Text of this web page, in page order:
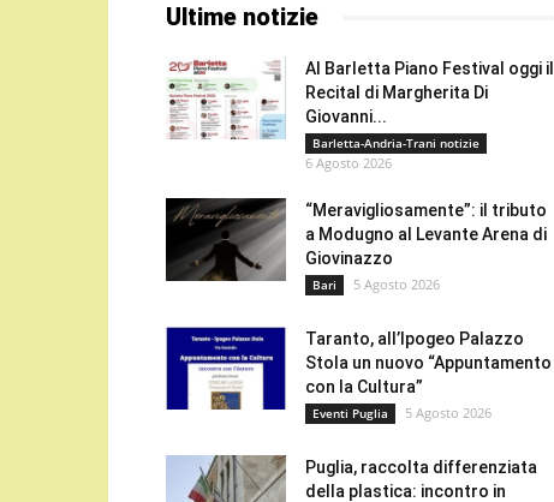
Ultime notizie
Al Barletta Piano Festival oggi il
Recital di Margherita Di
Giovanni...
Barletta-Andria-Trani notizie
6 Agosto 2026
“Meravigliosamente”: il tributo
a Modugno al Levante Arena di
Giovinazzo
Bari 5 Agosto 2026
Taranto, all’Ipogeo Palazzo
Stola un nuovo “Appuntamento
con la Cultura”
Eventi Puglia 5 Agosto 2026
Puglia, raccolta differenziata
della plastica: incontro in